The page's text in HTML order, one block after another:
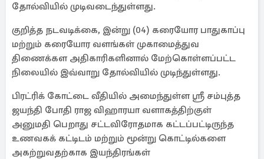
தோல்வியில் முடிவடைந்துள்ளது.
குறித்த நடவடிக்கை, இன்று (04) கரையோர பாதுகாப்பு
மற்றும் கரையோர வளங்கள் முகாமைத்துவ
திணைக்கள அதிகாரிகளினால் மேற்கொள்ளப்பட்ட
நிலையில் இவ்வாறு தோல்வியில் முடிந்துள்ளது.
பிரட்ரிக் கோட்டை வீதியில் அமைந்துள்ள ஸ்ரீ சம்புத்த
ஜயந்தி போதி ராஜ விஹாரயா வளாகத்திற்குள்
அனுமதி பெறாது சட்டவிரோதமாக கட்டப்பட்டிருந்த
உணவகக் கட்டிடம் மற்றும் மூன்று கொட்டில்களை
அகற்றுவதற்காக இயந்திரங்கள்